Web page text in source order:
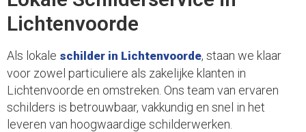
Lichtenvoorde
Als lokale schilder in Lichtenvoorde, staan we klaar
voor zowel particuliere als zakelijke klanten in
Lichtenvoorde en omstreken. Ons team van ervaren
schilders is betrouwbaar, vakkundig en snel in het
leveren van hoogwaardige schilderwerken.